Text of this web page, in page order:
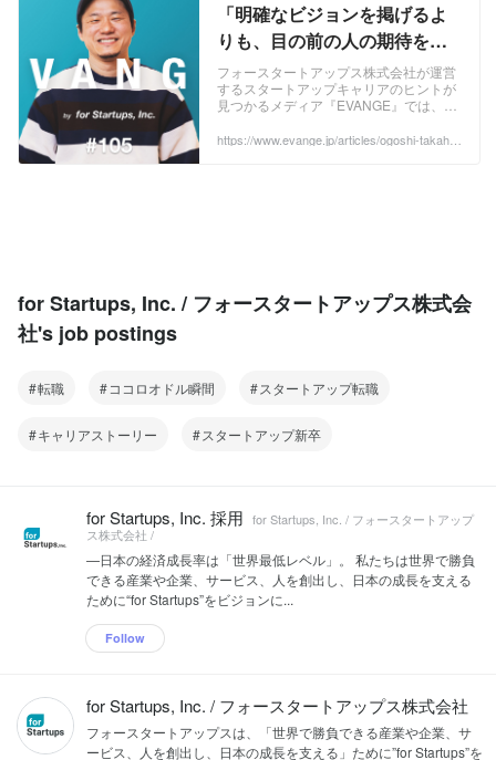
「明確なビジョンを掲げるよ
りも、目の前の人の期待を超
える」Micoworks VP of
Product 小越 崇広氏の仕事の
根底にある価値観｜EVANGE -
スタートアップキャリアのヒ
フォースタートアップス株式会社が運営
するスタートアップキャリアのヒントが
見つかるメディア『EVANGE』では、
事例をご紹介しています。
https://www.evange.jp/articles/ogoshi-takahir
for Startups, Inc. / フォースタートアップス株式会
社's job postings
転職 ココロオドル瞬間 スタートアップ転職
キャリアストーリー スタートアップ新卒
for Startups, Inc. 採用 for Startups, Inc. / フォースタートアップ
ス株式会社 /
—日本の経済成長率は「世界最低レベル」。 私たちは世界で勝負
できる産業や企業、サービス、人を創出し、日本の成⻑を支える
ために“for Startups”をビジョンに...
Follow
for Startups, Inc. / フォースタートアップス株式会社
フォースタートアップスは、「世界で勝負できる産業や企業、サ
ービス、人を創出し、日本の成⻑を支える」ために”for Startups”を